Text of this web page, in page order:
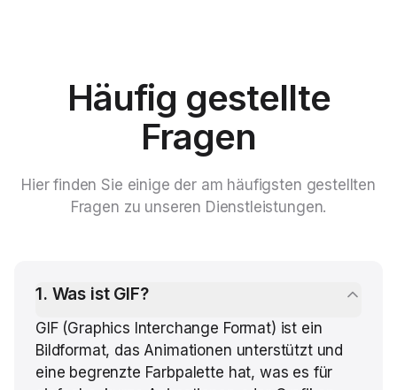
Häufig gestellte
Fragen
Hier finden Sie einige der am häufigsten gestellten
Fragen zu unseren Dienstleistungen.
1. Was ist GIF?
GIF (Graphics Interchange Format) ist ein
Bildformat, das Animationen unterstützt und
eine begrenzte Farbpalette hat, was es für